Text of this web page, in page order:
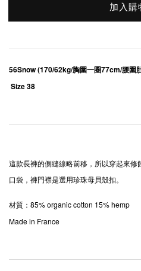
加入購
56Snow (170/62kg/胸圍一圈77cm/腰圍
Size 38
這款長褲的側縫線略前移，所以穿起來
口袋，褲門襟是選用珍珠母貝殼扣。
材質：85% organic cotton 15% hemp
Made in France